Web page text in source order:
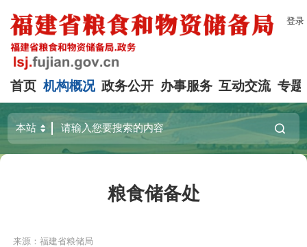
登录
首页 机构概况 政务公开 办事服务 互动交流 专题
粮食储备处
来源：福建省粮储局